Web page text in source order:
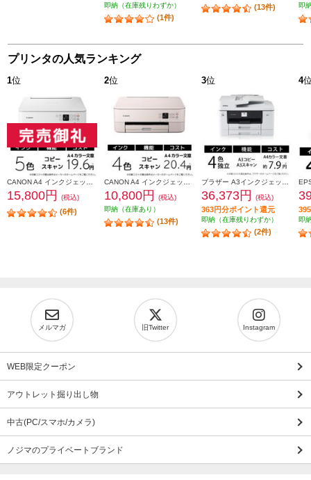
即納（在庫残りわずか）
(1件)
(13件) 即
プリンタの人気ランキング
1位
15,800円 (税込)
(6件)
2位
10,800円
(税込)
即納（在庫あり）
(13件)
3位
36,373円 (税込)
363円分ポイント還元
即納（在庫残りわずか）
(2件)
4
即
メルマガ 旧Twitter Instagram
WEB限定クーポン
アウトレット掘り出し物
中古(PC/スマホ/カメラ)
ノジマのプライベートブランド